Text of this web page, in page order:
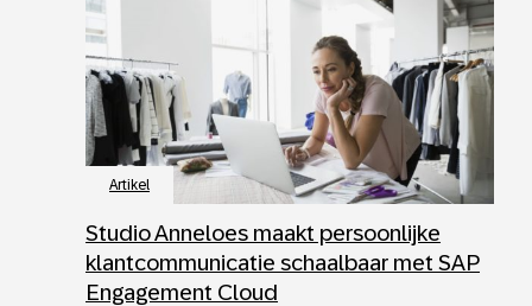
Artikel
Studio Anneloes maakt persoonlijke
klantcommunicatie schaalbaar met SAP
Engagement Cloud